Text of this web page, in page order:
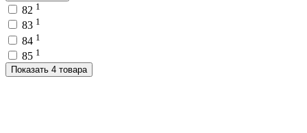
82 1
83 1
84 1
85 1
Показать 4 товара